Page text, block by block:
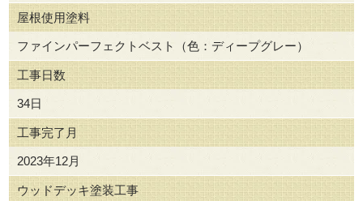
屋根使用塗料
ファインパーフェクトベスト（色：ディープグレー）
工事日数
34日
工事完了月
2023年12月
ウッドデッキ塗装工事